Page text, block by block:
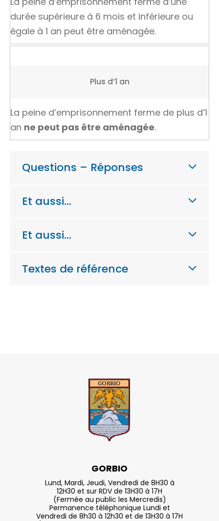
durée supérieure à 6 mois et inférieure ou
égale à 1 an peut être aménagée.
Plus d’1 an
La peine d’emprisonnement ferme de plus d’1
an ne peut pas être aménagée.
Questions – Réponses
Et aussi…
Et aussi…
Textes de référence
GORBIO
Lund, Mardi, Jeudi, Vendredi de 8H30 à
12H30 et sur RDV de 13H30 à 17H
(Fermée au public les Mercredis)
Permanence téléphonique Lundi et
Vendredi de 8h30 à 12h30 et de 13H30 à 17H